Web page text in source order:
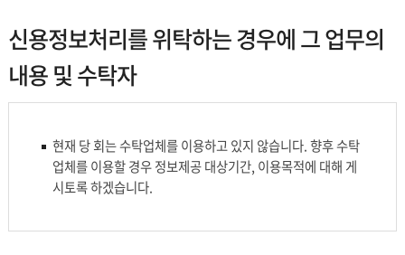
신용정보처리를 위탁하는 경우에 그 업무의
내용 및 수탁자
현재 당 회는 수탁업체를 이용하고 있지 않습니다. 향후 수탁
업체를 이용할 경우 정보제공 대상기간, 이용목적에 대해 게
시토록 하겠습니다.